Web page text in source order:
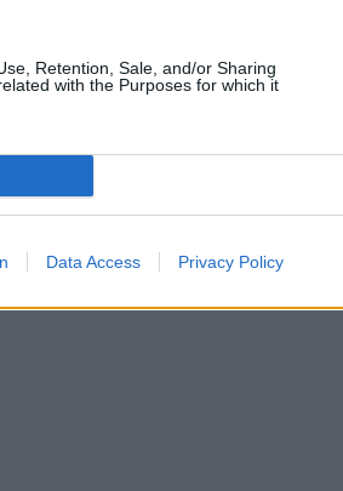
Retention, Sale, and/or Sharing
with the Purposes for which it
Data Access Privacy Policy